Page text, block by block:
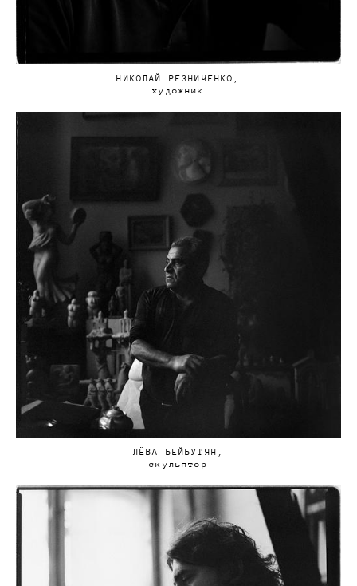
НИКОЛАЙ РЕЗНИЧЕНКО,
художник
ЛЁВА БЕЙБУТЯН,
скульптор